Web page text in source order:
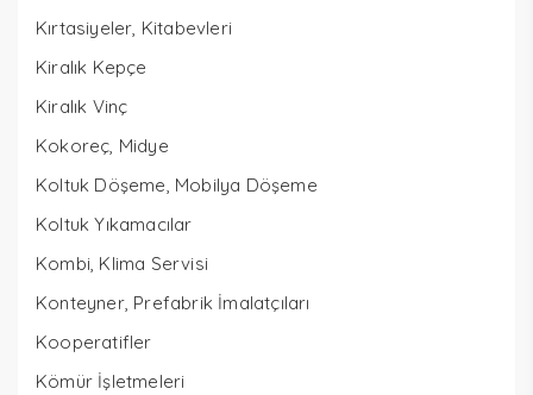
Kırtasiyeler, Kitabevleri
Kiralık Kepçe
Kiralık Vinç
Kokoreç, Midye
Koltuk Döşeme, Mobilya Döşeme
Koltuk Yıkamacılar
Kombi, Klima Servisi
Konteyner, Prefabrik İmalatçıları
Kooperatifler
Kömür İşletmeleri